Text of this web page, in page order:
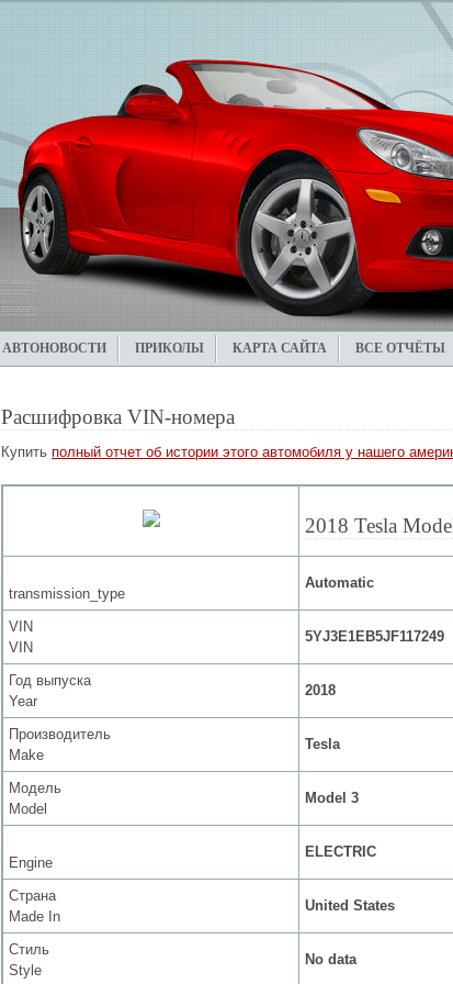
АВТОНОВОСТИ ПРИКОЛЫ КАРТА САЙТА ВСЕ ОТЧЁТЫ
Расшифровка VIN-номера
Купить полный отчет об истории этого автомобиля у нашего
2018 Tesla
transmission_type
Automatic
VIN
VIN
5YJ3E1EB5JF117249
Год выпуска
Year
2018
Производитель
Make
Tesla
Модель
Model
Model 3
Engine
ELECTRIC
Страна
Made In
United States
Стиль
Style
No data